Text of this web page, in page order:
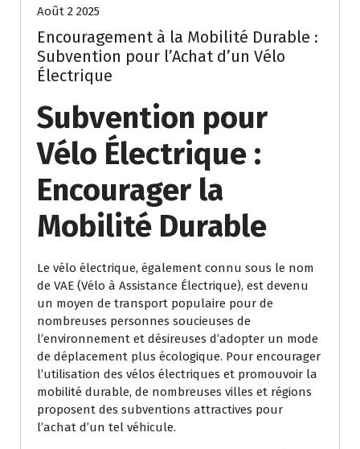
Août 2 2025
Encouragement à la Mobilité Durable :
Subvention pour l’Achat d’un Vélo
Électrique
Subvention pour
Vélo Électrique :
Encourager la
Mobilité Durable
Le vélo électrique, également connu sous le nom
de VAE (Vélo à Assistance Électrique), est devenu
un moyen de transport populaire pour de
nombreuses personnes soucieuses de
l’environnement et désireuses d’adopter un mode
de déplacement plus écologique. Pour encourager
l’utilisation des vélos électriques et promouvoir la
mobilité durable, de nombreuses villes et régions
proposent des subventions attractives pour
l’achat d’un tel véhicule.